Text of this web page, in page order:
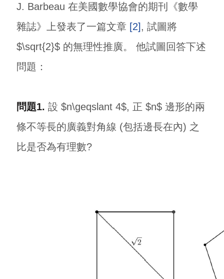
J. Barbeau 在美國數學協會的期刊《數學
雜誌》上發表了一篇文章 [2], 試圖將
$\sqrt{2}$ 的無理性推廣。 他試圖回答下述
問題：
問題1. 設 $n\geqslant 4$, 正 $n$ 邊形的兩
條不等長的廣義對角線 (包括邊長在內) 之
比是否為有理數?